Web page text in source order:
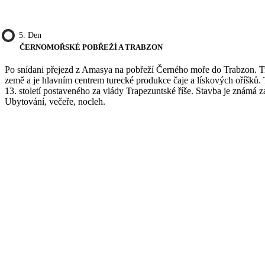
5. Den
ČERNOMOŘSKÉ POBŘEŽÍ A TRABZON
Po snídani přejezd z Amasya na pobřeží Černého moře do Trabzon.
země a je hlavním centrem turecké produkce čaje a lískových
13. století postaveného za vlády Trapezuntské říše. Stavba je
Ubytování, večeře, nocleh.